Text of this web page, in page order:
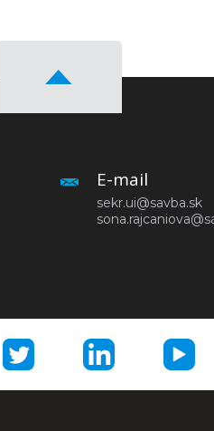
E-mail
sekr.ui@savba.sk